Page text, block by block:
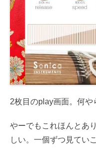
2枚目のplay画面。何や
やーでもこれほんとあ
しい。一個ずつ見ていこ